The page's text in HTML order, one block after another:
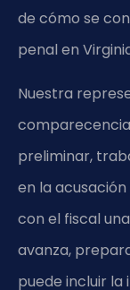
de cómo se
penal en
Nuestra
comparecencia
preliminar,
en la
con el fiscal
avanza,
puede incluir la